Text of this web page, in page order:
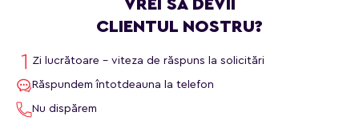
VREI SĂ DEVII
CLIENTUL NOSTRU?
Zi lucrătoare - viteza de răspuns la solicitări
Răspundem întotdeauna la telefon
Nu dispărem